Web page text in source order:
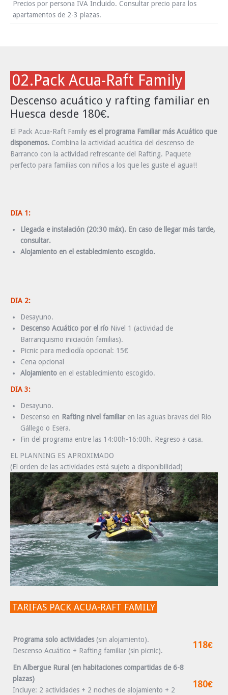
Precios por persona IVA Incluido. Consultar precio para los
apartamentos de 2-3 plazas.
02.Pack Acua-Raft Family
Descenso acuático y rafting familiar en
Huesca desde 180€.
El Pack Acua-Raft Family es el programa Familiar más Acuático que
disponemos. Combina la actividad acuática del descenso de
Barranco con la actividad refrescante del Rafting. Paquete
perfecto para familias con niños a los que les guste el agua!!
DIA 1:
Llegada e instalación (20:30 máx). En caso de llegar más tarde,
consultar.
Alojamiento en el establecimiento escogido.
DIA 2:
Desayuno.
Descenso Acuático por el río Nivel 1 (actividad de
Barranquismo iniciación familias).
Picnic para mediodía opcional: 15€
Cena opcional
Alojamiento en el establecimiento escogido.
DIA 3:
Desayuno.
Descenso en Rafting nivel familiaren las aguas bravas del Río
Gállego o Esera.
Fin del programa entre las 14:00h-16:00h. Regreso a casa.
EL PLANNING ES APROXIMADO
(El orden de las actividades está sujeto a disponibilidad)
TARIFAS PACK ACUA-RAFT FAMILY
Programa solo actividades(sin alojamiento).
Descenso Acuático + Rafting familiar (sin picnic).
118€
En Albergue Rural (en habitaciones compartidas de 6-8
plazas)
Incluye: 2 actividades + 2 noches de alojamiento + 2
180€